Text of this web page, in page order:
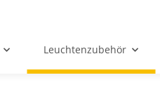
Leuchtenzubehör